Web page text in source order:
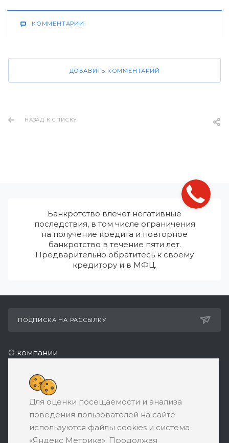
КОММЕНТАРИИ
ДОБАВИТЬ КОММЕНТАРИЙ
НАЗАД К СПИСКУ
Банкротство влечет негативные
последствия, в том числе ограничения
на получение кредита и повторное
банкротство в течение пяти лет.
Предварительно обратитесь к своему
кредитору и в МФЦ.
ПОДПИСКА НА РАССЫЛКУ
О компании
Реквизиты
+7 (495) 532-05-11
ЗАКАЗАТЬ ЗВОНОК
support@ratingbankrotstva.ru
Для оценки посещаемости и анализа
поведения пользователей на сайте
используются файлы cookies и система
«Яндекс Метрика». Продолжая